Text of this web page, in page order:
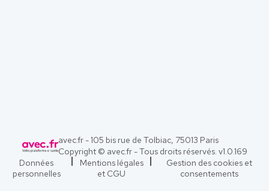
avec.fr - 105 bis rue de Tolbiac, 75013 Paris
Copyright © avec.fr - Tous droits réservés. v1.0.169
Données
personnelles
Mentions légales
et CGU
Gestion des cookies et
consentements